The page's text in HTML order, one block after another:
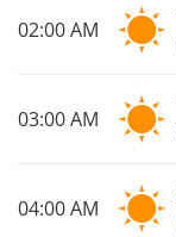
02:00 AM
03:00 AM
04:00 AM